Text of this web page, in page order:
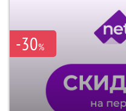
-30%